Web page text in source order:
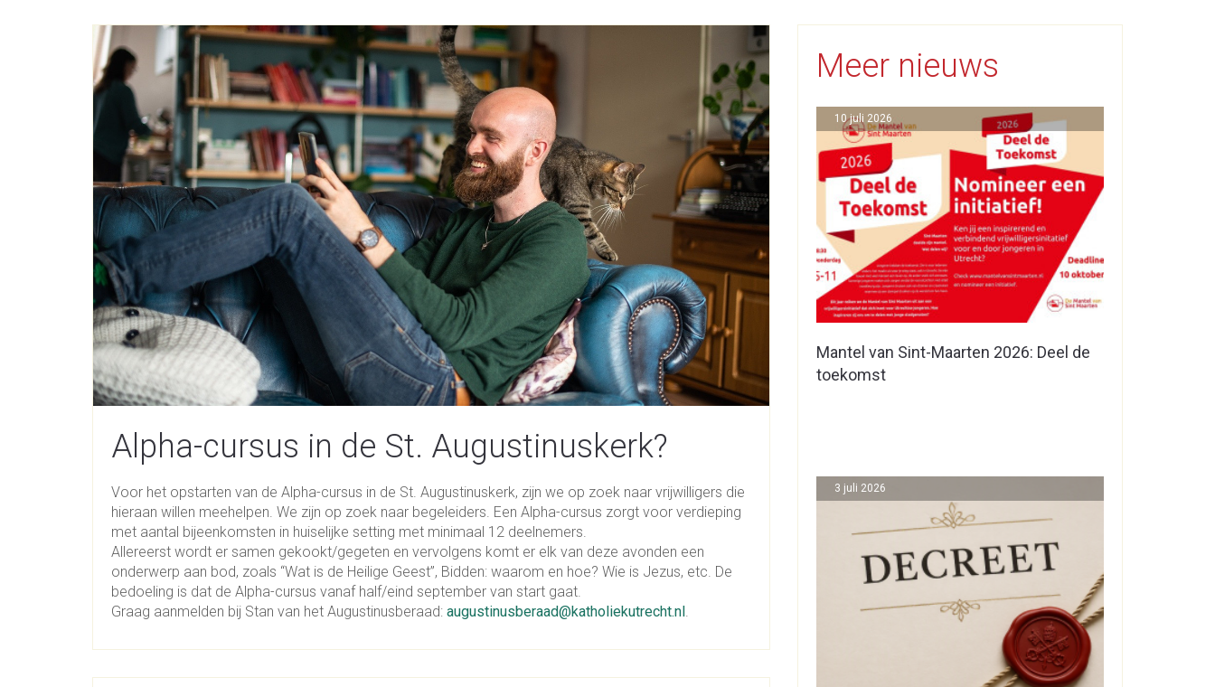
Alpha-cursus in de St. Augustinuskerk?
Voor het opstarten van de Alpha-cursus in de St. Augustinuskerk, zijn we op zoek naar vrijwilligers die
hieraan willen meehelpen. We zijn op zoek naar begeleiders. Een Alpha-cursus zorgt voor verdieping
met aantal bijeenkomsten in huiselijke setting met minimaal 12 deelnemers.
Allereerst wordt er samen gekookt/gegeten en vervolgens komt er elk van deze avonden een
onderwerp aan bod, zoals “Wat is de Heilige Geest”, Bidden: waarom en hoe? Wie is Jezus, etc. De
bedoeling is dat de Alpha-cursus vanaf half/eind september van start gaat.
Graag aanmelden bij Stan van het Augustinusberaad: augustinusberaad@katholiekutrecht.nl.
Meer nieuws
Mantel van Sint-Maarten 2026: Deel de
toekomst
10 juli 2026
3 juli 2026